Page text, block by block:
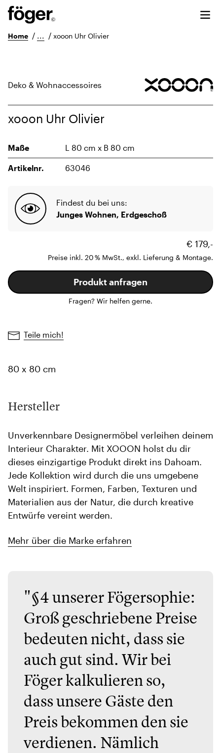
Home / ... / xooon Uhr Olivier
Deko & Wohnaccessoires
xooon Uhr Olivier
Maße L 80 cm x B 80 cm
Artikelnr. 63046
Findest du bei uns:
Junges Wohnen, Erdgeschoß
€ 179,-
Preise inkl. 20 % MwSt., exkl. Lieferung & Montage.
Produkt anfragen
Fragen? Wir helfen gerne.
Teile mich!
80 x 80 cm
Hersteller
Unverkennbare Designermöbel verleihen deinem
Interieur Charakter. Mit XOOON holst du dir
dieses einzigartige Produkt direkt ins Dahoam.
Jede Kollektion wird durch die uns umgebene
Welt inspiriert. Formen, Farben, Texturen und
Materialien aus der Natur, die durch kreative
Entwürfe vereint werden.
Mehr über die Marke erfahren
"§4 unserer Fögersophie:
Groß geschriebene Preise
bedeuten nicht, dass sie
auch gut sind. Wir bei
Föger kalkulieren so,
dass unsere Gäste den
Preis bekommen den sie
verdienen. Nämlich